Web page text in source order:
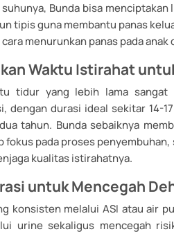
Bunda bisa
tipis guna membantu panas
menurunkan panas pada anak
Waktu Istirahat
tidur yang lebih lama
dengan durasi ideal sekitar 14-
tahun. Bunda sebaiknya
pada proses
kualitas istirahatnya.
untuk Mencegah
konsisten melalui ASI atau air
urine sekaligus mencegah